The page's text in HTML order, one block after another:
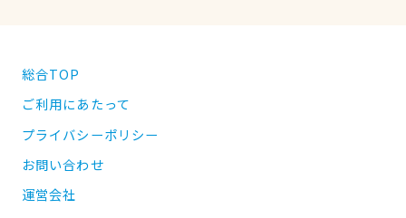
総合TOP
ご利用にあたって
プライバシーポリシー
お問い合わせ
運営会社